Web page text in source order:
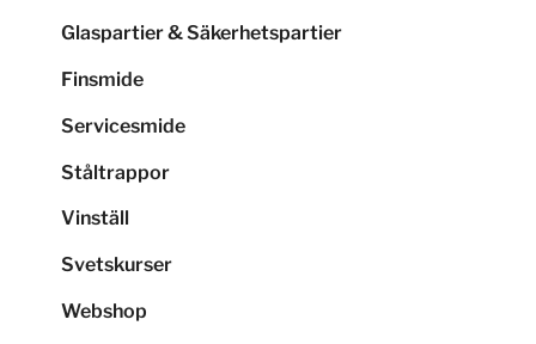
Glaspartier & Säkerhetspartier
Finsmide
Servicesmide
Ståltrappor
Vinställ
Svetskurser
Webshop